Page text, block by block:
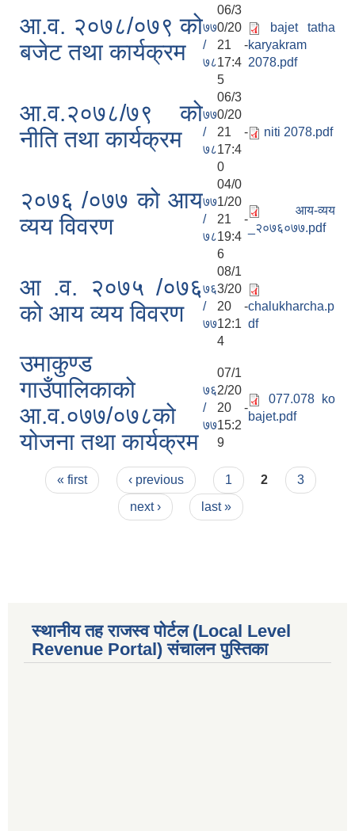
आ.व. २०७८/०७९ को
बजेट तथा कार्यक्रम
७७
/
७८
06/3
0/20
21 -
17:4
5
bajet tatha
karyakram
2078.pdf
आ.व.२०७८/७९ को
नीति तथा कार्यक्रम
७७
/
७८
06/3
0/20
21 -
17:4
0
niti 2078.pdf
२०७६ /०७७ को आय
व्यय विवरण
७७
/
७८
04/0
1/20
21 -
19:4
6
आय-व्यय
_२०७६०७७.pdf
आ .व. २०७५ /०७६
को आय व्यय विवरण
७६
/
७७
08/1
3/20
20 -
12:1
4
chalukharcha.p
df
उमाकुण्ड
गाउँपालिकाको
आ.व.०७७/०७८को
योजना तथा कार्यक्रम
७६
/
७७
07/1
2/20
20 -
15:2
9
077.078 ko
bajet.pdf
Pages
« first ‹ previous 1 2
3
next ›
last »
स्थानीय तह राजस्व पोर्टल (Local Level
Revenue Portal) संचालन पुस्तिका